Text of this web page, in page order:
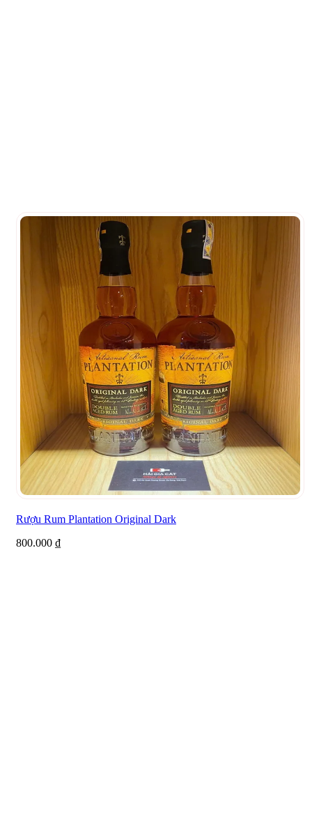
Rượu Rum Plantation Original Dark
800.000 ₫